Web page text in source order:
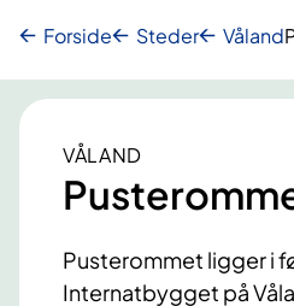
Forside Steder Våland
VÅLAND
Pusterommet ligger i
Internatbygget på